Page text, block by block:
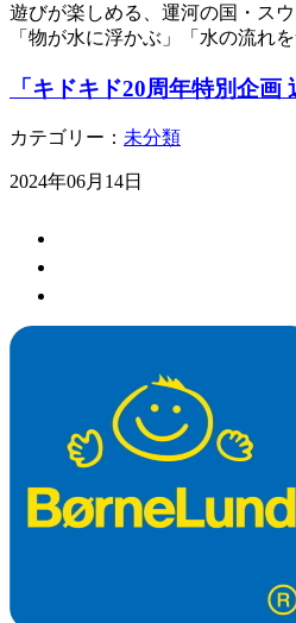
遊びが楽しめる、運河の国・ス
「物が水に浮かぶ」「水の流れ
「キドキド20周年特別企画
カテゴリー： 未分類
2024年06月14日